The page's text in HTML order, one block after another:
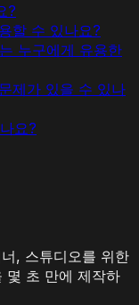
?
할 수 있나요?
누구에게 유용한
제가 있을 수 있나
요?
, 스튜디오를 위한
몇 초 만에 제작하